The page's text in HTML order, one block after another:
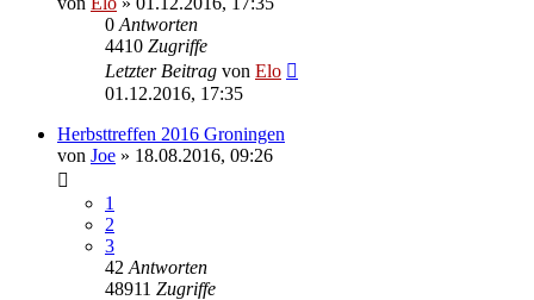
0 Antworten
4410 Zugriffe
Letzter Beitrag von Elo
01.12.2016, 17:35
Herbsttreffen 2016 Groningen
von Joe » 18.08.2016, 09:26
1
2
3
42 Antworten
48911 Zugriffe